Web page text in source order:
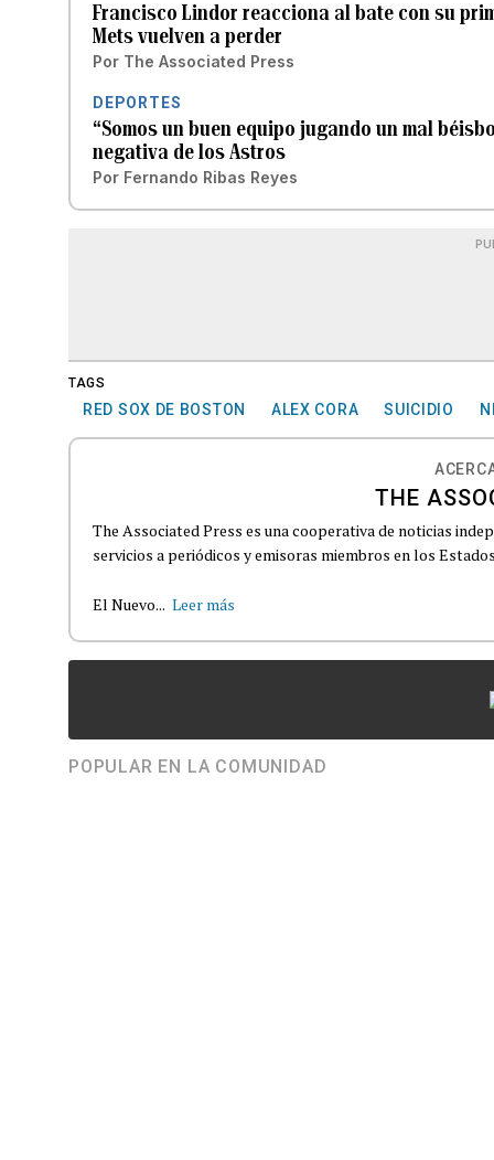
Francisco Lindor reacciona al bate con su
Mets vuelven a perder
Por The Associated Press
DEPORTES
“Somos un buen equipo jugando un mal
negativa de los Astros
Por Fernando Ribas Reyes
TAGS
RED SOX DE BOSTON ALEX CORA SUICIDIO
THE
The Associated Press es una cooperativa de noticias
servicios a periódicos y emisoras miembros en los
El Nuevo... Leer más
POPULAR EN LA COMUNIDAD